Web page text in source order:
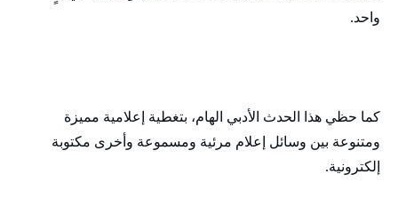
واحد.
كما حظي هذا الحدث الأدبي الهام، بتغطية إعلامية مميزة
ومتنوعة بين وسائل إعلام مرئية ومسموعة وأخرى مكتوبة
إلكترونية.